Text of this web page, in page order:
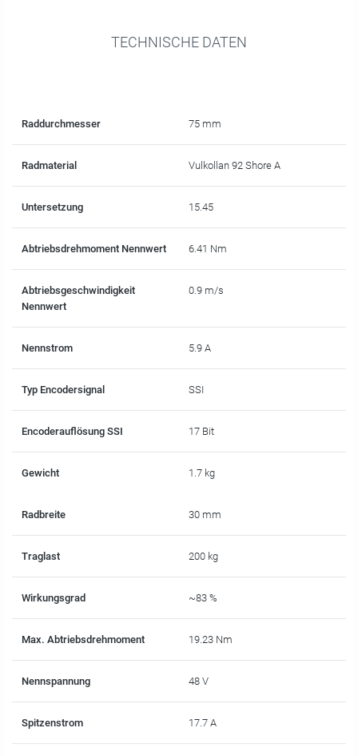
TECHNISCHE DATEN
Raddurchmesser 75 mm
Radmaterial Vulkollan 92 Shore A
Untersetzung 15.45
Abtriebsdrehmoment Nennwert 6.41 Nm
Abtriebsgeschwindigkeit
Nennwert
0.9 m/s
Nennstrom 5.9 A
Typ Encodersignal SSI
Encoderauflösung SSI 17 Bit
Gewicht 1.7 kg
Radbreite 30 mm
Traglast 200 kg
Wirkungsgrad ~83 %
Max. Abtriebsdrehmoment 19.23 Nm
Nennspannung 48 V
Spitzenstrom 17.7 A